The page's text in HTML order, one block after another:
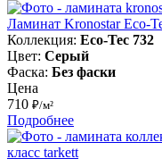
Ламинат Kronostar Eco-
Коллекция: Eco-Tec 732
Цвет: Серый
Фаска: Без фаски
Цена
710 ₽/м²
Подробнее